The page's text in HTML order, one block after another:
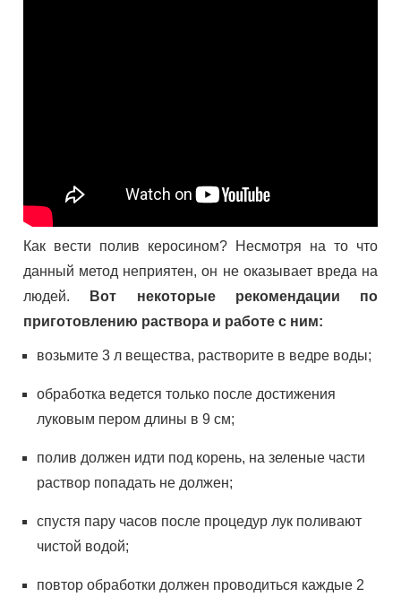
Как вести полив керосином? Несмотря на то что
данный метод неприятен, он не оказывает вреда на
людей.
Вот некоторые рекомендации по
приготовлению раствора и работе с ним:
возьмите 3 л вещества, растворите в ведре воды;
обработка ведется только после достижения
луковым пером длины в 9 см;
полив должен идти под корень, на зеленые части
раствор попадать не должен;
спустя пару часов после процедур лук поливают
чистой водой;
повтор обработки должен проводиться каждые 2